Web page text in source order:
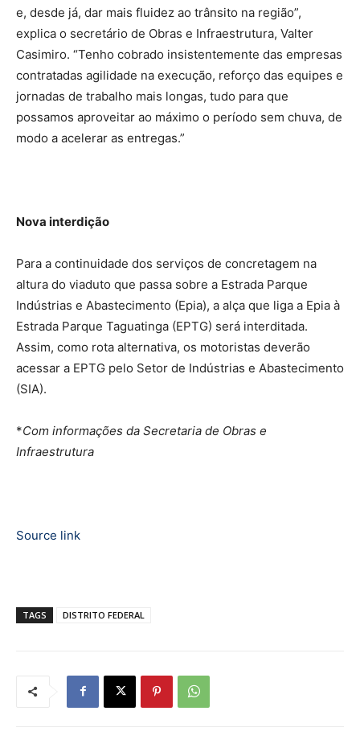
e, desde já, dar mais fluidez ao trânsito na região”,
explica o secretário de Obras e Infraestrutura, Valter
Casimiro. “Tenho cobrado insistentemente das empresas
contratadas agilidade na execução, reforço das equipes e
jornadas de trabalho mais longas, tudo para que
possamos aproveitar ao máximo o período sem chuva, de
modo a acelerar as entregas.”
Nova interdição
Para a continuidade dos serviços de concretagem na
altura do viaduto que passa sobre a Estrada Parque
Indústrias e Abastecimento (Epia), a alça que liga a Epia à
Estrada Parque Taguatinga (EPTG) será interditada.
Assim, como rota alternativa, os motoristas deverão
acessar a EPTG pelo Setor de Indústrias e Abastecimento
(SIA).
*Com informações da Secretaria de Obras e
Infraestrutura
Source link
TAGS DISTRITO FEDERAL